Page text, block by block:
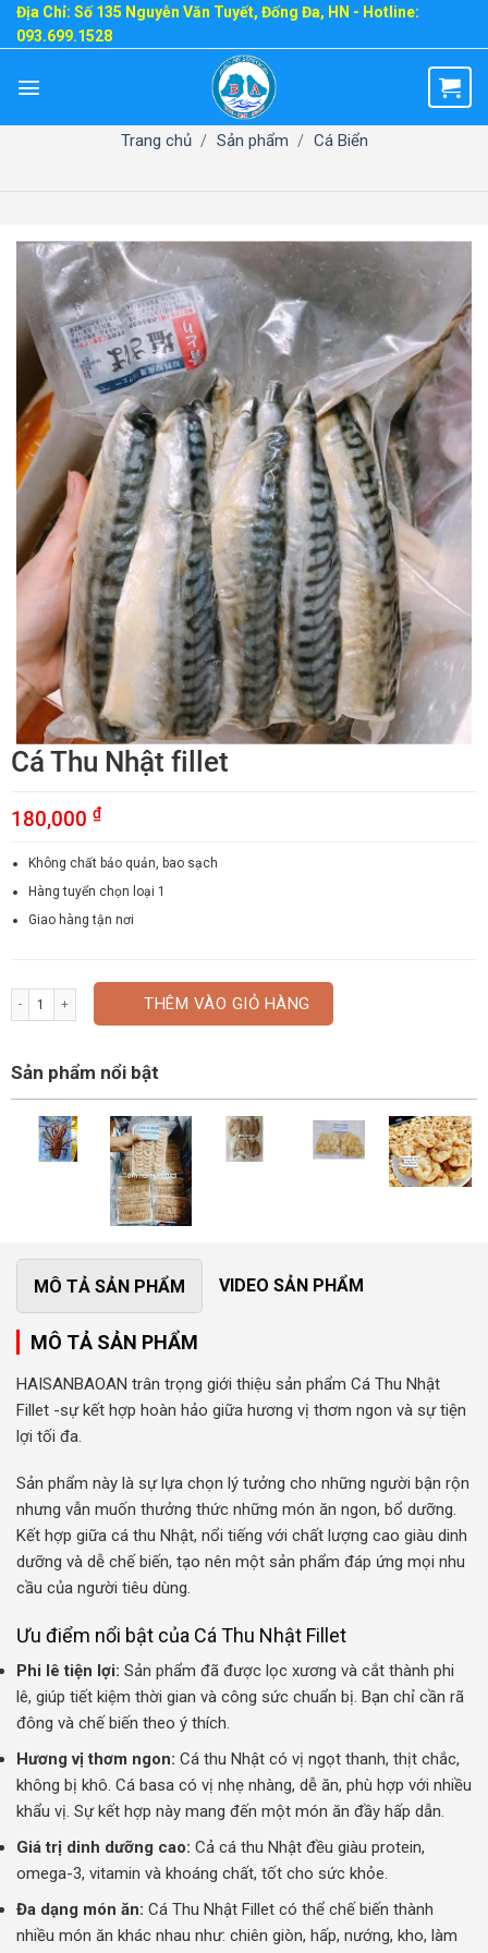
SkipĐịa Chỉ: Số 135 Nguyễn Văn Tuyết, Đống Đa, HN - Hotline:
093.699.1528
Trang chủ / Sản phẩm / Cá Biển
Cá Thu Nhật fillet
180,000 ₫
Không chất bảo quản, bao sạch
Hàng tuyển chọn loại 1
Giao hàng tận nơi
Cá Thu Nhật fillet số lượngTHÊM VÀO GIỎ HÀNG
Sản phẩm nổi bật
MÔ TẢ SẢN PHẨM VIDEO SẢN PHẨM
MÔ TẢ SẢN PHẨM
HAISANBAOAN trân trọng giới thiệu sản phẩm Cá Thu Nhật
Fillet -sự kết hợp hoàn hảo giữa hương vị thơm ngon và sự tiện
lợi tối đa.
Sản phẩm này là sự lựa chọn lý tưởng cho những người bận rộn
nhưng vẫn muốn thưởng thức những món ăn ngon, bổ dưỡng.
Kết hợp giữa cá thu Nhật, nổi tiếng với chất lượng cao giàu dinh
dưỡng và dễ chế biến, tạo nên một sản phẩm đáp ứng mọi nhu
cầu của người tiêu dùng.
Ưu điểm nổi bật của Cá Thu Nhật Fillet
Phi lê tiện lợi: Sản phẩm đã được lọc xương và cắt thành phi
lê, giúp tiết kiệm thời gian và công sức chuẩn bị. Bạn chỉ cần rã
đông và chế biến theo ý thích.
Hương vị thơm ngon: Cá thu Nhật có vị ngọt thanh, thịt chắc,
không bị khô. Cá basa có vị nhẹ nhàng, dễ ăn, phù hợp với nhiều
khẩu vị. Sự kết hợp này mang đến một món ăn đầy hấp dẫn.
Giá trị dinh dưỡng cao: Cả cá thu Nhật đều giàu protein,
omega-3, vitamin và khoáng chất, tốt cho sức khỏe.
Đa dạng món ăn: Cá Thu Nhật Fillet có thể chế biến thành
nhiều món ăn khác nhau như: chiên giòn, hấp, nướng, kho, làm